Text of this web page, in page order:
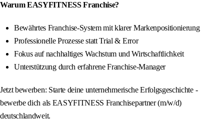
Warum EASYFITNESS Franchise?
Bewährtes Franchise-System mit klarer Markenpositionierung
Professionelle Prozesse statt Trial & Error
Fokus auf nachhaltiges Wachstum und Wirtschaftlichkeit
Unterstützung durch erfahrene Franchise-Manager
Jetzt bewerben: Starte deine unternehmerische Erfolgsgeschichte -
bewerbe dich als EASYFITNESS Franchisepartner (m/w/d)
deutschlandweit.